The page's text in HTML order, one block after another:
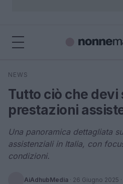
Cerca
NEWS
Tutto ciò che devi
prestazioni
Una panoramica dettagliata
assistenziali in Italia, con
condizioni.
AiAdhubMedia · 26 Giugno 2025